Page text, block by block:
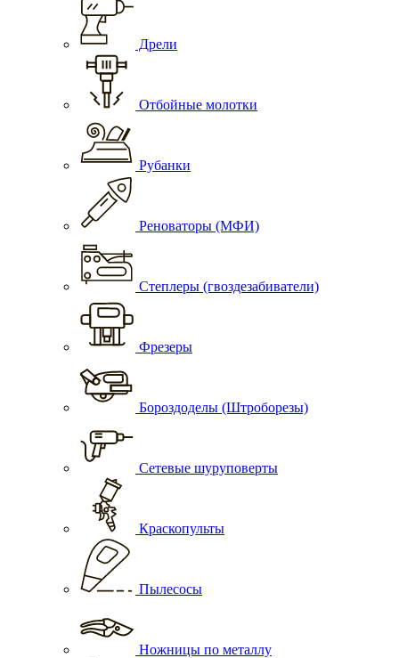
Дрели
Отбойные молотки
Рубанки
Реноваторы (МФИ)
Степлеры (гвоздезабиватели)
Фрезеры
Бороздоделы (Штроборезы)
Сетевые шуруповерты
Краскопульты
Пылесосы
Ножницы по металлу